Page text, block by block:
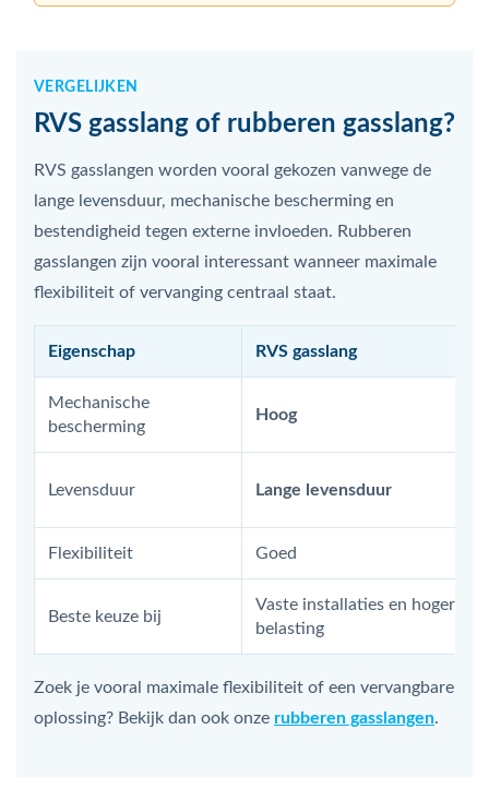
VERGELIJKEN
RVS gasslang of rubberen gasslang?
RVS gasslangen worden vooral gekozen vanwege de
lange levensduur, mechanische bescherming en
bestendigheid tegen externe invloeden. Rubberen
gasslangen zijn vooral interessant wanneer maximale
flexibiliteit of vervanging centraal staat.
Eigenschap RVS gasslang
Mechanische
bescherming
Hoog
Levensduur Lange levensduur
Flexibiliteit Goed
Beste keuze bij
Vaste installaties en hogere
belasting
Zoek je vooral maximale flexibiliteit of een vervangbare
oplossing? Bekijk dan ook onze rubberen gasslangen.